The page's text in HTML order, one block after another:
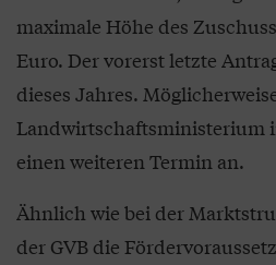
maximale Höhe des
Euro. Der vorerst letzte
dieses Jahres.
Landwirtschaftsministerium
einen weiteren Termin an.
Ähnlich wie bei der
der GVB die